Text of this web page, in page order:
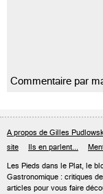
Commentaire par
A propos de Gilles
site
Ils en parlent...
Les Pieds dans le Plat, le
Gastronomique : critiques
articles pour vous faire